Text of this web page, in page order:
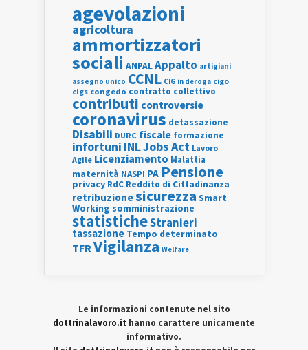
agevolazioni
agricoltura
ammortizzatori
sociali ANPALAppalto artigiani
assegno unico CCNL CIG in deroga cigo
cigs congedo contratto collettivo
contributi controversie
coronavirus detassazione
Disabili DURC fiscale formazione
infortuni INLJobs Act Lavoro
Agile Licenziamento Malattia
maternità NASPI PA Pensione
privacy RdC Reddito di Cittadinanza
retribuzionesicurezza Smart
Working somministrazione
statisticheStranieri
tassazione Tempo determinato
TFRVigilanza Welfare
Le informazioni contenute nel sito
dottrinalavoro.it hanno carattere unicamente
informativo.